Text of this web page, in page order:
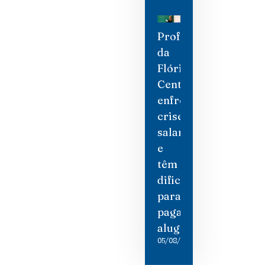
Professores
da
Flórida
Central
enfrentam
crise
salarial
e
têm
dificuldade
para
pagar
aluguel
05/08/2026